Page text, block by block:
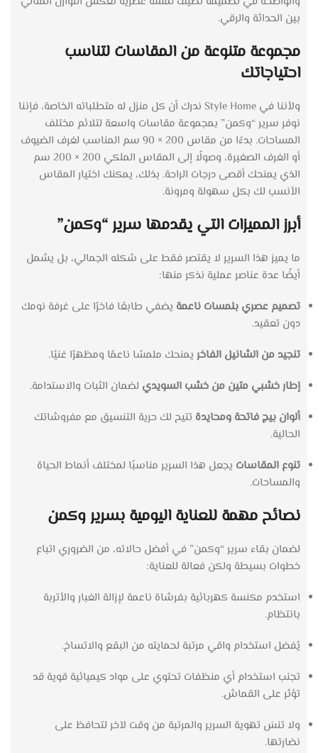
بين الحداثة والرقي.
مجموعة متنوعة من المقاسات لتناسب
احتياجاتك
ولأننا في Style Home ندرك أن كل منزل له متطلباته الخاصة، فإننا
نوفر سرير “وكمن” بمجموعة مقاسات واسعة لتلائم مختلف
المساحات. بدءًا من مقاس 200 × 90 سم المناسب لغرف الضيوف
أو الغرف الصغيرة، وصولًا إلى المقاس الملكي 200 × 200 سم
الذي يمنحك أقصى درجات الراحة. بذلك، يمكنك اختيار المقاس
الأنسب لك بكل سهولة ومرونة.
أبرز المميزات التي يقدمها سرير “وكمن”
ما يميز هذا السرير لا يقتصر فقط على شكله الجمالي، بل يشمل
أيضًا عدة عناصر عملية نذكر منها:
تصميم عصري بلمسات ناعمة يضفي طابعًا فاخرًا على غرفة نومك
دون تعقيد.
تنجيد من الشانيل الفاخر يمنحك ملمسًا ناعمًا ومظهرًا غنيًا.
إطار خشبي متين من خشب السويدي لضمان الثبات والاستدامة.
ألوان بيج فاتحة ومحايدة تتيح لك حرية التنسيق مع مفروشاتك
الحالية.
تنوع المقاسات يجعل هذا السرير مناسبًا لمختلف أنماط الحياة
والمساحات.
نصائح مهمة للعناية اليومية بسرير وكمن
لضمان بقاء سرير “وكمن” في أفضل حالاته، من الضروري اتباع
خطوات بسيطة ولكن فعالة للعناية:
استخدم مكنسة كهربائية بفرشاة ناعمة لإزالة الغبار والأتربة
بانتظام.
يُفضل استخدام واقي مرتبة لحمايته من البقع والاتساخ.
تجنب استخدام أي منظفات تحتوي على مواد كيميائية قوية قد
تؤثر على القماش.
ولا تنسَ تهوية السرير والمرتبة من وقت لآخر لتحافظ على
نضارتها.